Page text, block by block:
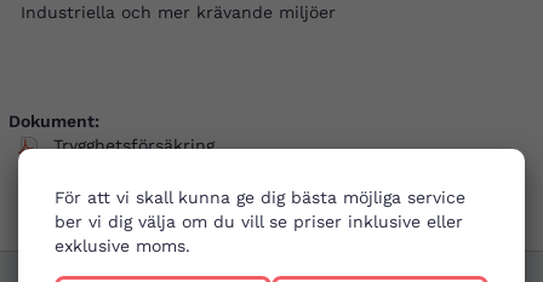
För att vi skall kunna ge dig bästa möjliga service
ber vi dig välja om du vill se priser inklusive eller
exklusive moms.
Industriella och mer krävande miljöer
Dokument:
Trygghetsförsäkring